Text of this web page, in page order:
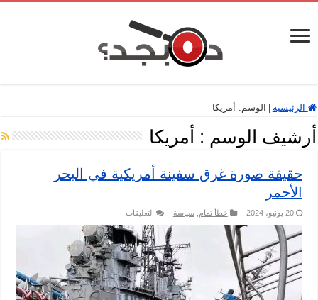
الرئيسية الوسم: أمريكا
أرشيف الوسم : أمريكا
حقيقة صورة غرق سفينة أمريكية في البحر
الأحمر
20 يونيو، 2024 خطأ تمام ,سياسة التعليقات
صورة
غرق
سفينة
أمريكية
في
البحر
الأحمر
مغلقة